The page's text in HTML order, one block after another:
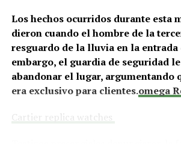
financiamiento”,declaró.
En la comuna de Curaco de Vélez, la
Yáñezindicó que históricamente la
a los municipios en diversos proyectos
que durante el año se asignen nuevos
con ejercicios anteriores. Señaló que
Los hechos ocurridos durante esta
dieron cuando el hombre de la
resguardo de la lluvia en la entrada
embargo, el guardia de seguridad
abandonar el lugar, argumentando
era exclusivo para clientes.omega
Cartier replica watches